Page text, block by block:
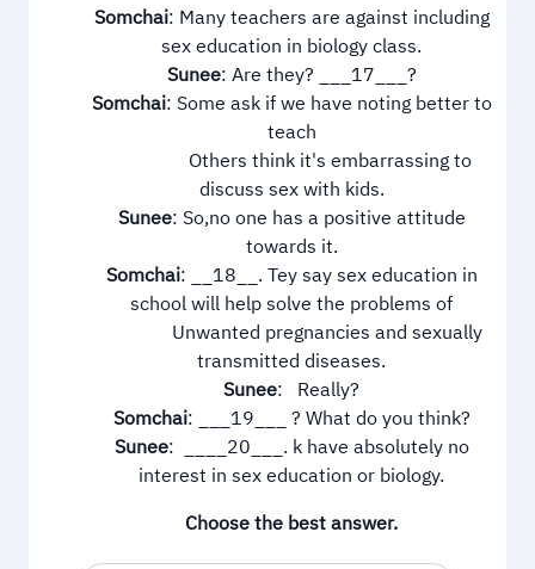
Somchai: Many teachers are against including
sex education in biology class.
Sunee: Are they? ___17___?
Somchai: Some ask if we have noting better to
teach
Others think it's embarrassing to
discuss sex with kids.
Sunee: So,no one has a positive attitude
towards it.
Somchai: __18__. Tey say sex education in
school will help solve the problems of
Unwanted pregnancies and sexually
transmitted diseases.
Sunee: Really?
Somchai: ___19___ ? What do you think?
Sunee: ____20___. k have absolutely no
interest in sex education or biology.
Choose the best answer.